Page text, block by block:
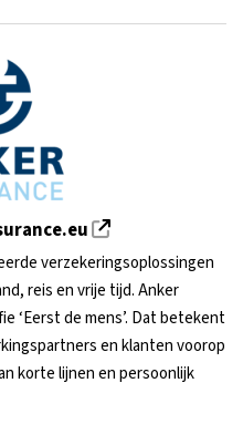
verzekeringsoplossingen
reis en vrije tijd. Anker
‘Eerst de mens’. Dat betekent
en klanten voorop
korte lijnen en persoonlijk